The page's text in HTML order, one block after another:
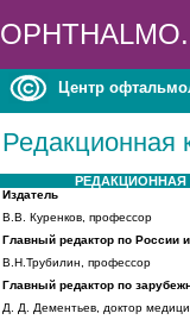
Центр
Редакционная
РЕДАКЦИОННАЯ
Издатель
В.В. Куренков, профессор
Главный редактор по России
В.Н.Трубилин, профессор
Главный редактор по
Д. Д. Дементьев, доктор